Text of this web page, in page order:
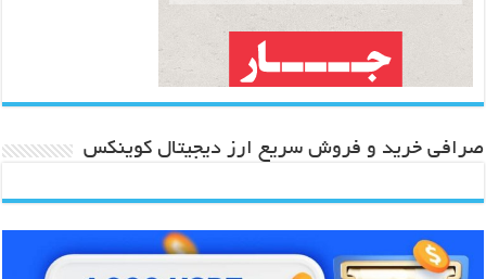
صرافی خرید و فروش سریع ارز دیجیتال کوینکس